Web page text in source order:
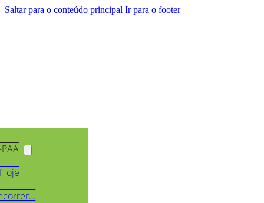
Saltar para o conteúdo principal Ir para o footer